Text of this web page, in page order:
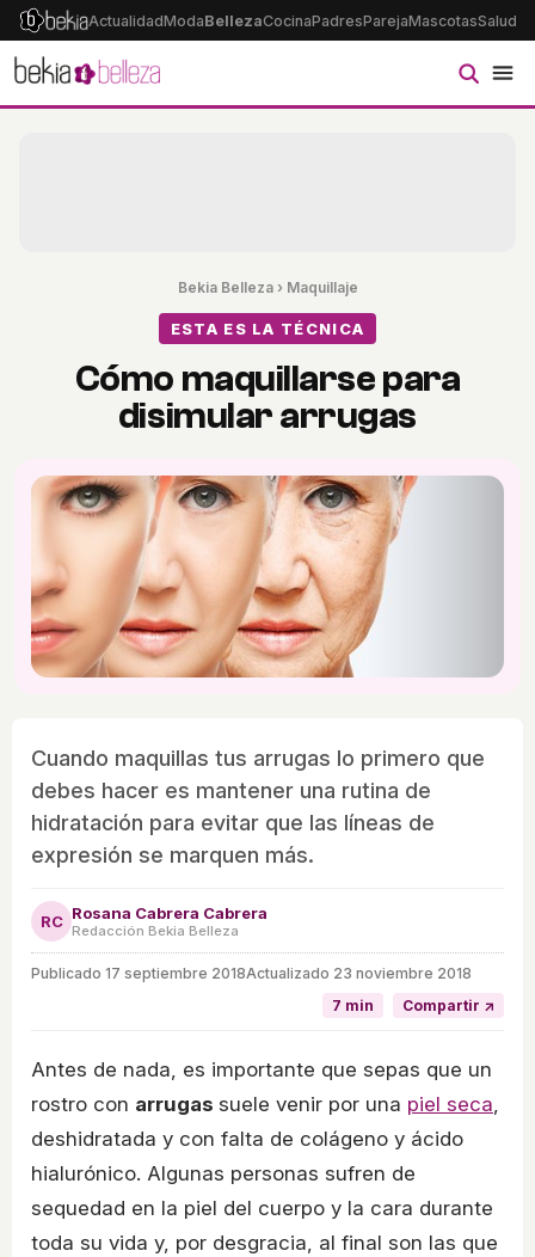
ActualidadModaBellezaCocinaPadresParejaMascotasSalud
Bekia Belleza› Maquillaje
ESTA ES LA TÉCNICA
Cómo maquillarse para
disimular arrugas
Cuando maquillas tus arrugas lo primero que
debes hacer es mantener una rutina de
hidratación para evitar que las líneas de
expresión se marquen más.
RC Rosana Cabrera Cabrera
Redacción Bekia Belleza
Publicado 17 septiembre 2018Actualizado 23 noviembre 2018
7 min
Compartir ↗
Antes de nada, es importante que sepas que un
rostro con arrugas suele venir por una piel seca,
deshidratada y con falta de colágeno y ácido
hialurónico. Algunas personas sufren de
sequedad en la piel del cuerpo y la cara durante
toda su vida y, por desgracia, al final son las que